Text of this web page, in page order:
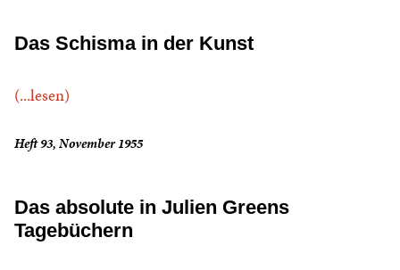
Das Schisma in der Kunst
(...lesen)
Heft 93, November 1955
Das absolute in Julien Greens
Tagebüchern